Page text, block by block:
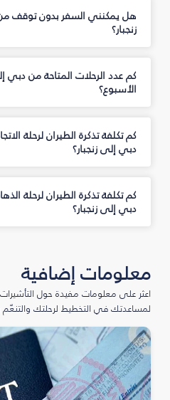
هل يمكنني السفر بدون توقف
زنجبار؟
كم عدد الرحلات المتاحة من دبي
الأسبوع؟
كم تكلفة تذكرة الطيران لرحلة
دبي إلى زنجبار؟
كم تكلفة تذكرة الطيران لرحلة
دبي إلى زنجبار؟
معلومات إضافية
اعثر على معلومات مفيدة حول
لمساعدتك في التخطيط لرحلتك والتنعّم